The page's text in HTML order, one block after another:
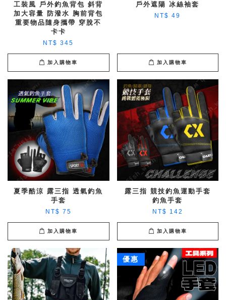
工裝風 戶外釣魚背包 斜背
加大容量 防潑水 胸前背包
重要物品隨身攜帶 穿脫不
卡卡
NT$ 345
加入購物車
戶外遮陽 冰絲袖套
NT$ 49
加入購物車
夏季酷涼 露三指 透氣釣魚
手套
NT$ 75
加入購物車
露三指 競技釣魚運動手套
釣魚手套
NT$ 142
加入購物車
優惠